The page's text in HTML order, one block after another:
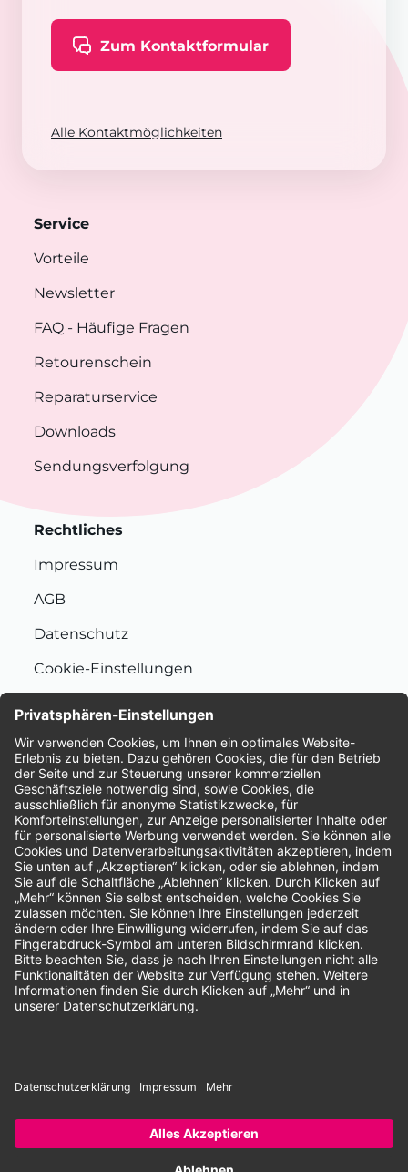
Zum Kontaktformular
Alle Kontaktmöglichkeiten
Service
Vorteile
Newsletter
FAQ - Häufige Fragen
Retourenschein
Reparaturservice
Downloads
Sendungsverfolgung
Rechtliches
Impressum
AGB
Datenschutz
Cookie-Einstellungen
Bewertungen
Unsere Zahlungsarten:
Rechnung SEPA-Lastschrift Vorkasse